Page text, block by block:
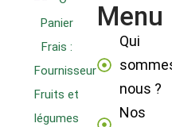
Menu
Qui
nous ?
Nos